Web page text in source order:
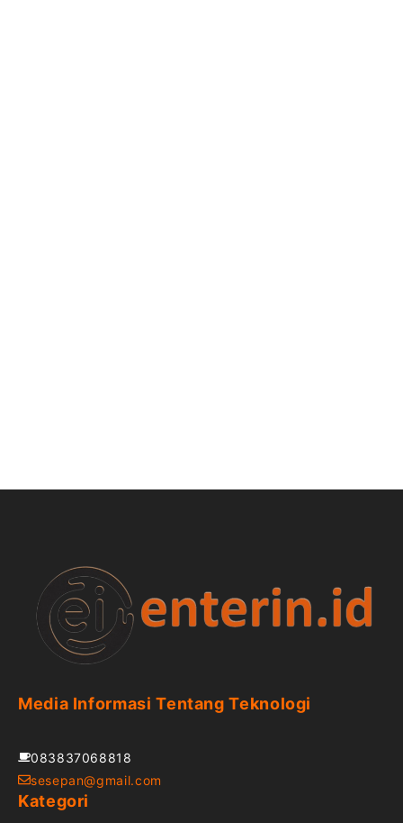
Media Informasi Tentang Teknologi
083837068818
sesepan@gmail.com
Kategori